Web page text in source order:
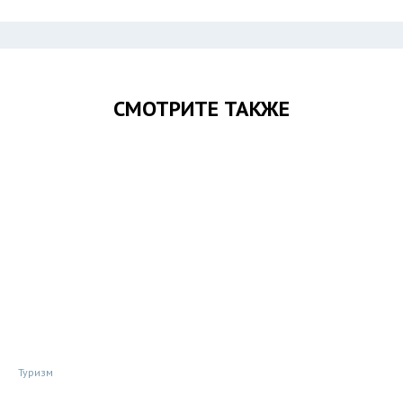
СМОТРИТЕ ТАКЖЕ
Туризм